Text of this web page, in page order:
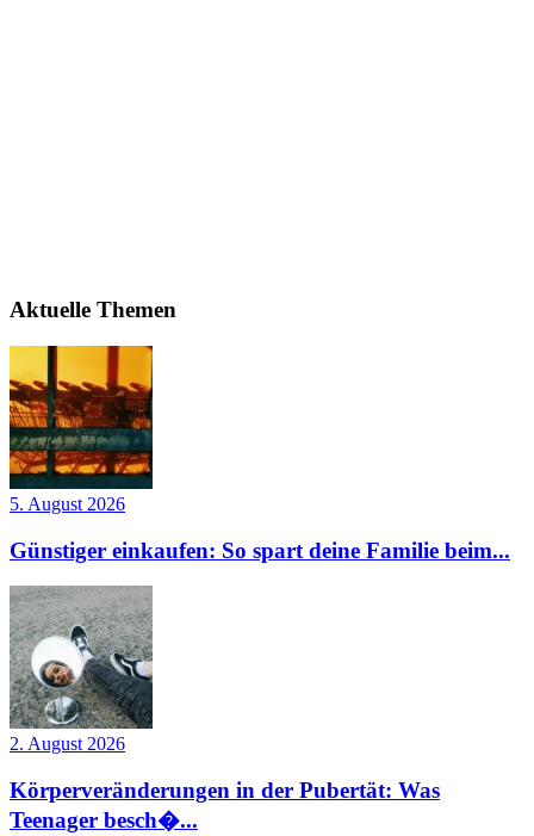
Aktuelle Themen
5. August 2026
Günstiger einkaufen: So spart deine Familie beim...
2. August 2026
Körperveränderungen in der Pubertät: Was
Teenager besch�...